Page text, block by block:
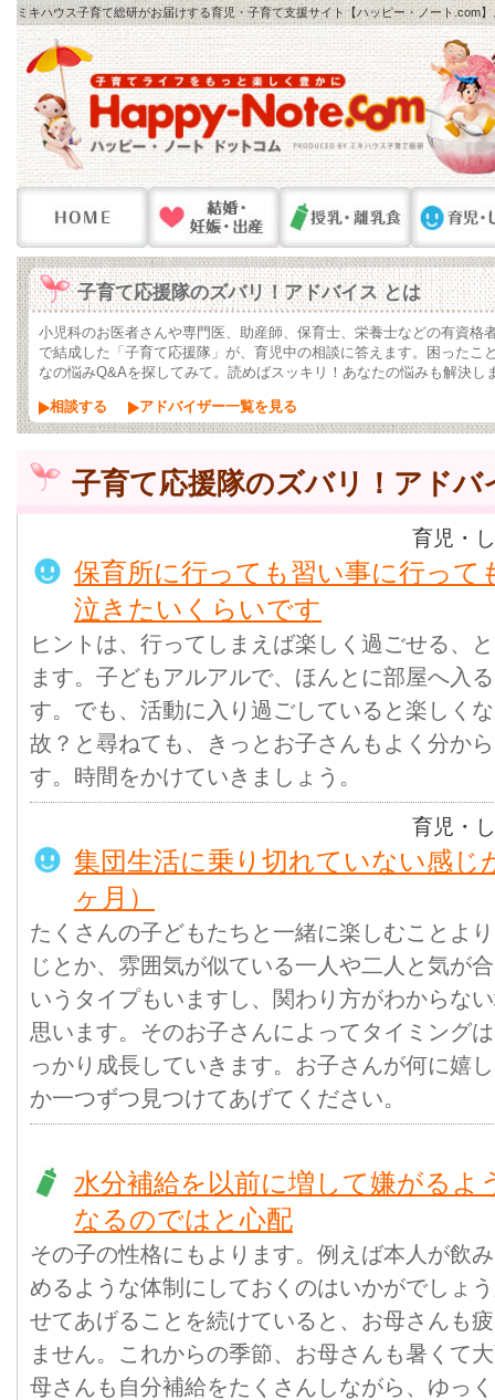
ミキハウス子育て総研がお届けする育児・子育て支援サイト【ハッピー・ノート
子育て応援隊のズバリ！アドバイス とは
小児科のお医者さんや専門医、助産師、保育士、栄養士などの有資格
で結成した「子育て応援隊」が、育児中の相談に答えます。困ったこ
なの悩みQ&Aを探してみて。読めばスッキリ！あなたの悩みも解決し
相談する アドバイザー一覧を見る
子育て応援隊のズバリ！アドバ
育児・
保育所に行っても習い事に行って
泣きたいくらいです
ヒントは、行ってしまえば楽しく過ごせる、
ます。子どもアルアルで、ほんとに部屋へ入
す。でも、活動に入り過ごしていると楽しく
故？と尋ねても、きっとお子さんもよく分か
す。時間をかけていきましょう。
育児・
集団生活に乗り切れていない感じ
ヶ月）
たくさんの子どもたちと一緒に楽しむことよ
じとか、雰囲気が似ている一人や二人と気が
いうタイプもいますし、関わり方がわからな
思います。そのお子さんによってタイミング
っかり成長していきます。お子さんが何に嬉
か一つずつ見つけてあげてください。
水分補給を以前に増して嫌がるよ
なるのではと心配
その子の性格にもよります。例えば本人が飲
めるような体制にしておくのはいかがでしょ
せてあげることを続けていると、お母さんも
ません。これからの季節、お母さんも暑くて
母さんも自分補給をたくさんしながら、ゆっ